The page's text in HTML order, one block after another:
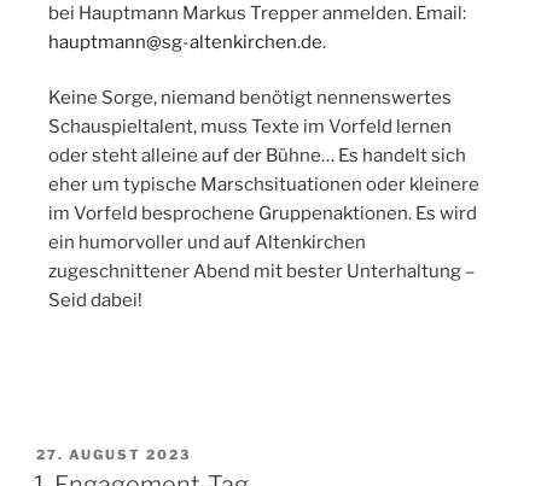
bei Hauptmann Markus Trepper anmelden. Email:
hauptmann@sg-altenkirchen.de.
Keine Sorge, niemand benötigt nennenswertes
Schauspieltalent, muss Texte im Vorfeld lernen
oder steht alleine auf der Bühne… Es handelt sich
eher um typische Marschsituationen oder kleinere
im Vorfeld besprochene Gruppenaktionen. Es wird
ein humorvoller und auf Altenkirchen
zugeschnittener Abend mit bester Unterhaltung –
Seid dabei!
27. AUGUST 2023